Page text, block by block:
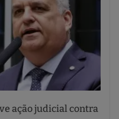
ação judicial contra